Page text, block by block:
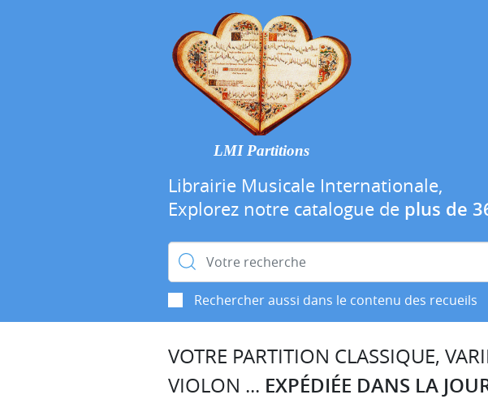
LMI Partitions
Librairie Musicale Internationale,
Explorez notre catalogue de plus de
Rechercher :
Rechercher aussi dans le contenu des recueils
VOTRE PARTITION CLASSIQUE,
VIOLON ... EXPÉDIÉE DANS LA